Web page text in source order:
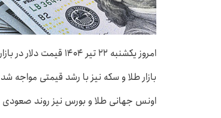
امروز یکشنبه ۲۲ تیر ۱۴۰۴ قیمت دلار در بازار آزاد افزایش یافت.
بازار طلا و سکه نیز با رشد قیمتی مواجه
اونس جهانی طلا و بورس نیز روند